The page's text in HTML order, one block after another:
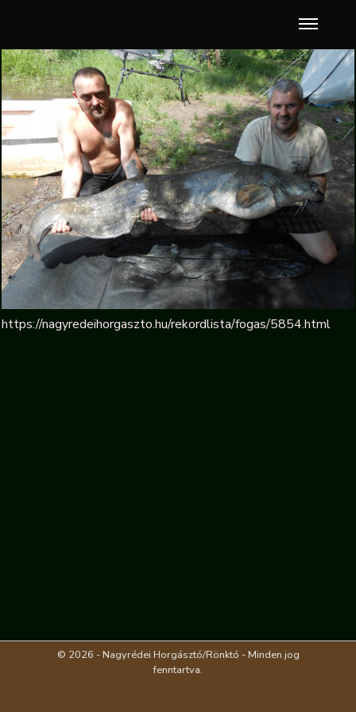
https://nagyredeihorgaszto.hu/rekordlista/fogas/5854.html
© 2026 - Nagyrédei Horgásztó/Rönktó - Minden jog
fenntartva.